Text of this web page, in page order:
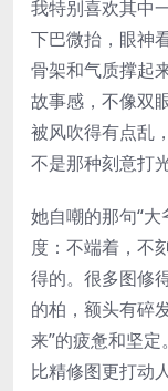
我特别喜欢其中
下巴微抬，眼神
骨架和气质撑起
故事感，不像双
被风吹得有点乱
不是那种刻意打
她自嘲的那句“
度：不端着，不
得的。很多图修
的柏，额头有碎
来”的疲惫和坚
比精修图更打动人